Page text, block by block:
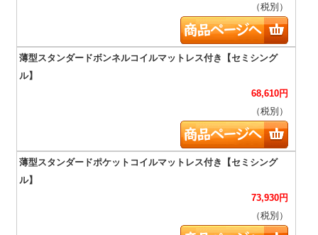
（税別）
68,610円
（税別）
73,930円
（税別）